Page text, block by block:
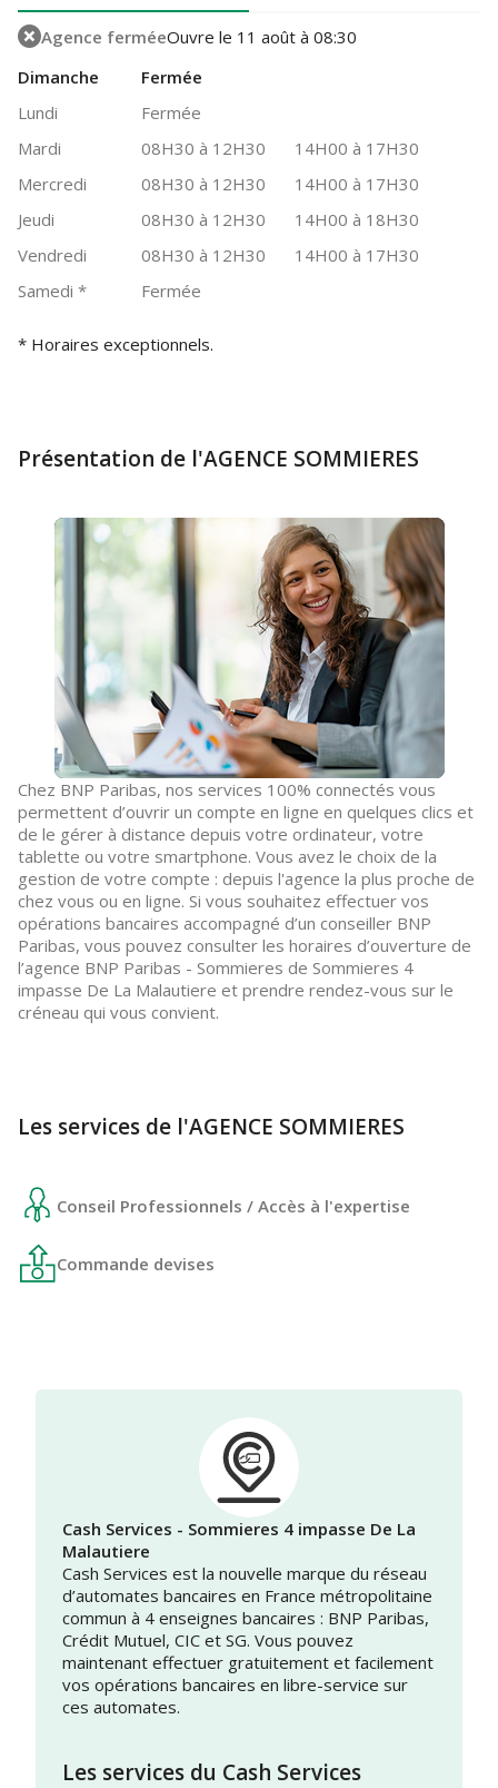
Agence ferméeOuvre le 11 août à 08:30
Dimanche
Fermée
Lundi
Fermée
Mardi
08H30 à 12H30
14H00 à 17H30
Mercredi
08H30 à 12H30
14H00 à 17H30
Jeudi
08H30 à 12H30
14H00 à 18H30
Vendredi
08H30 à 12H30
14H00 à 17H30
Samedi * Fermée
* Horaires exceptionnels.
Présentation de l'AGENCE SOMMIERES
Chez BNP Paribas, nos services 100% connectés vous
permettent d’ouvrir un compte en ligne en quelques clics et
de le gérer à distance depuis votre ordinateur, votre
tablette ou votre smartphone. Vous avez le choix de la
gestion de votre compte : depuis l'agence la plus proche de
chez vous ou en ligne. Si vous souhaitez effectuer vos
opérations bancaires accompagné d’un conseiller BNP
Paribas, vous pouvez consulter les horaires d’ouverture de
l’agence BNP Paribas - Sommieres de Sommieres 4
impasse De La Malautiere et prendre rendez-vous sur le
créneau qui vous convient.
Les services de l'AGENCE SOMMIERES
Conseil Professionnels / Accès à l'expertise
Commande devises
Cash Services - Sommieres 4 impasse De La
Malautiere
Cash Services est la nouvelle marque du réseau
d’automates bancaires en France métropolitaine
commun à 4 enseignes bancaires : BNP Paribas,
Crédit Mutuel, CIC et SG. Vous pouvez
maintenant effectuer gratuitement et facilement
vos opérations bancaires en libre-service sur
ces automates.
Les services du Cash Services